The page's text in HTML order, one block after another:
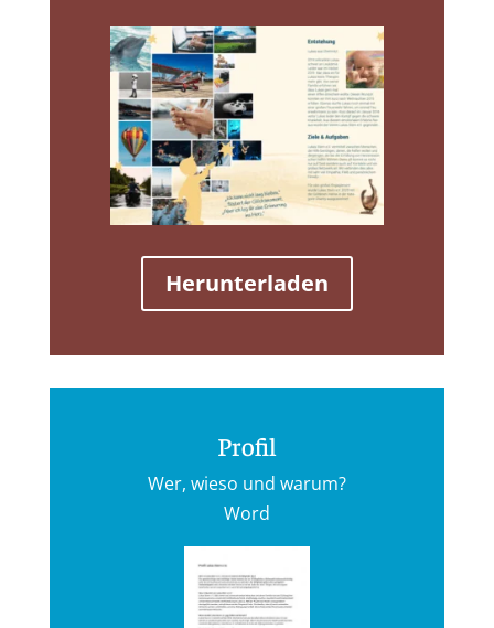
Herunterladen
Profil
Wer, wieso und warum?
Word